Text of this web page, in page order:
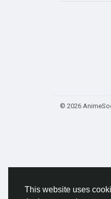
This website uses
© 2026